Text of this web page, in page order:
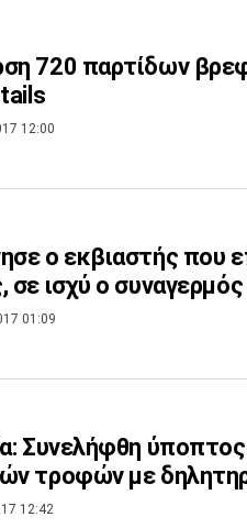
720 παρτίδων
12:00
ο εκβιαστής που
σε ισχύ ο
01:09
Συνελήφθη
τροφών με
12:42